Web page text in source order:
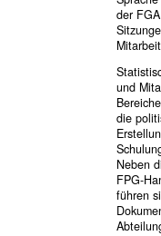
der
und
die
Neben
FPG-
führen